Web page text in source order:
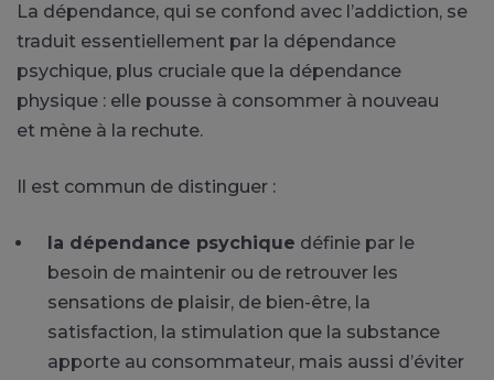
La dépendance, qui se confond avec l’addiction, se
traduit essentiellement par la dépendance
psychique, plus cruciale que la dépendance
physique : elle pousse à consommer à nouveau
et mène à la rechute.
Il est commun de distinguer :
la dépendance psychique définie par le
besoin de maintenir ou de retrouver les
sensations de plaisir, de bien-être, la
satisfaction, la stimulation que la substance
apporte au consommateur, mais aussi d’éviter